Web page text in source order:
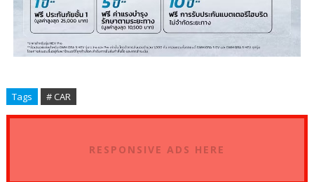
Tags # CAR
RESPONSIVE ADS HERE